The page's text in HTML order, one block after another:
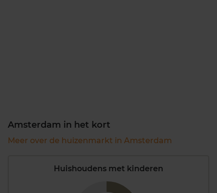
Amsterdam in het kort
Meer over de huizenmarkt in Amsterdam
Huishoudens met kinderen